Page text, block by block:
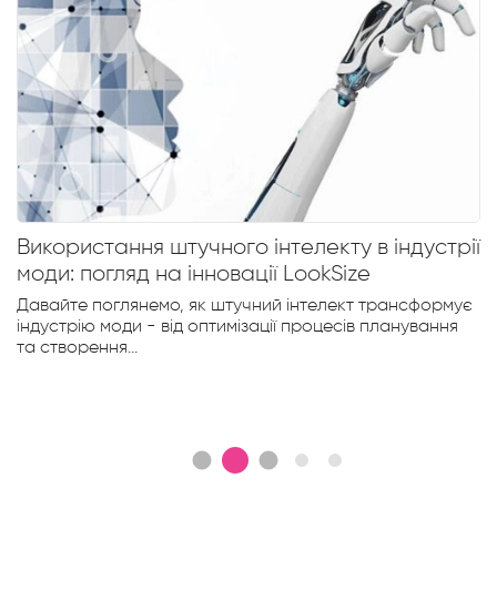
Використання штучного інтелекту в індустрії
моди: погляд на інновації LookSize
Давайте поглянемо, як штучний інтелект трансформує
індустрію моди - від оптимізації процесів планування
та створення...